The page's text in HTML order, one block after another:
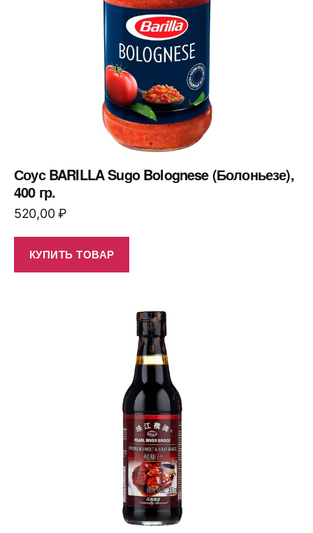
Соус BARILLA Sugo Bolognese (Болоньезе),
400 гр.
520,00₽
КУПИТЬ ТОВАР